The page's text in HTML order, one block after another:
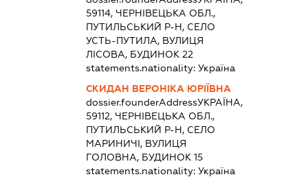
59114, ЧЕРНІВЕЦЬКА ОБЛ.,
ПУТИЛЬСЬКИЙ Р-Н, СЕЛО
УСТЬ-ПУТИЛА, ВУЛИЦЯ
ЛІСОВА, БУДИНОК 22
statements.nationality: Україна
СКИДАН ВЕРОНІКА ЮРІЇВНА
dossier.founderAddressУКРАЇНА,
59112, ЧЕРНІВЕЦЬКА ОБЛ.,
ПУТИЛЬСЬКИЙ Р-Н, СЕЛО
МАРИНИЧІ, ВУЛИЦЯ
ГОЛОВНА, БУДИНОК 15
statements.nationality: Україна